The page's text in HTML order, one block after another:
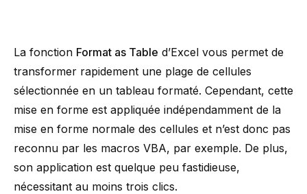
La fonction Format as Table d’Excel vous permet de
transformer rapidement une plage de cellules
sélectionnée en un tableau formaté. Cependant, cette
mise en forme est appliquée indépendamment de la
mise en forme normale des cellules et n’est donc pas
reconnu par les macros VBA, par exemple. De plus,
son application est quelque peu fastidieuse,
nécessitant au moins trois clics.